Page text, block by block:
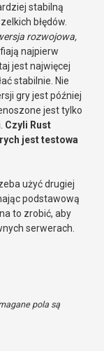
stabilną
błędów.
rozwojowa,
najpierw
jest najwięcej
stabilnie. Nie
gry jest później
jest tylko
Czyli Rust
jest testowa
użyć drugiej
podstawową
to zrobić, aby
serwerach.
pola są